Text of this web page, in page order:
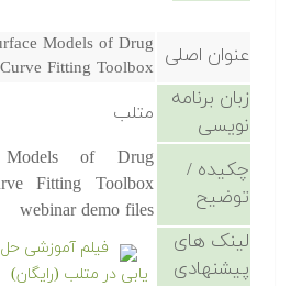
عنوان اصلی Models of Drug
Fitting Toolbox
زبان برنامه
نویسی
متلب
چکیده /
توضیح
Models of Drug
Fitting Toolbox
webinar demo files
لینک های
پیشنهادی
فیلم آموزشی
یابی در متلب (رایگان)